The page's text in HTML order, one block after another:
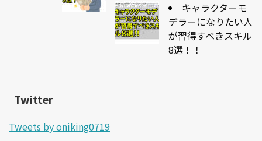
キャラクターモ
デラーになりたい人
が習得すべきスキル
8選！！
Twitter
Tweets by oniking0719